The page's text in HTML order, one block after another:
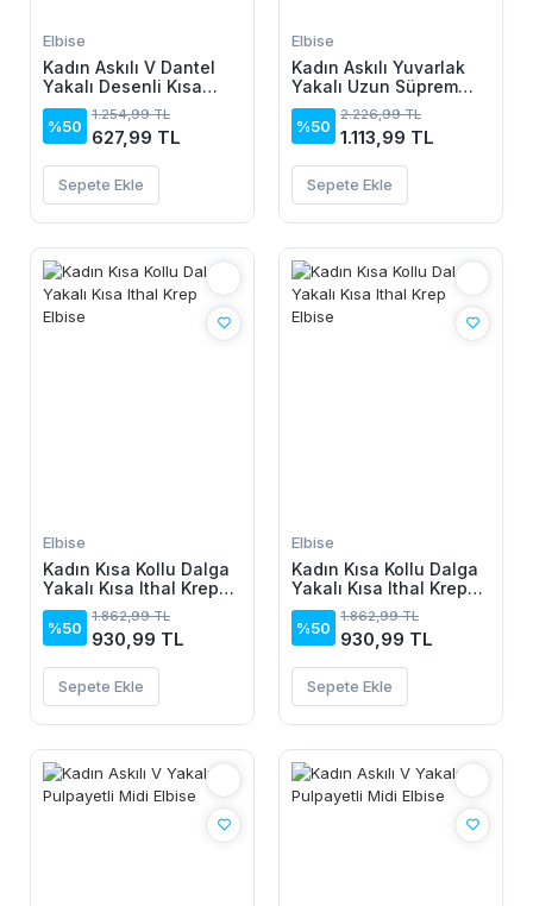
Elbise
Kadın Askılı V Dantel
Yakalı Desenli Kısa
Elbise
%50
1.254,99 TL
627,99 TL
Sepete Ekle
Elbise
Kadın Askılı Yuvarlak
Yakalı Uzun Süprem
Elbise
%50
2.226,99 TL
1.113,99 TL
Sepete Ekle
Elbise
Kadın Kısa Kollu Dalga
Yakalı Kısa Ithal Krep
Elbise
%50
1.862,99 TL
930,99 TL
Sepete Ekle
Elbise
Kadın Kısa Kollu Dalga
Yakalı Kısa Ithal Krep
Elbise
%50
1.862,99 TL
930,99 TL
Sepete Ekle